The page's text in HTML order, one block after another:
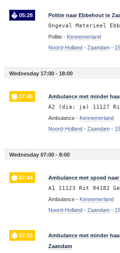
05:28 Politie naar Ebbehout te
Ongeval Materieel
Politie - Kennemerland
Noord-Holland - Zaandam-
Wednesday 17:00 - 18:00
17:45 Ambulance met minder
A2 (dia: ja) 11127 Rit
Ambulance - Kennemerland
Noord-Holland - Zaandam-
Wednesday 07:00 - 8:00
07:44 Ambulance met spoed
A1 11123 Rit 94182
Ambulance - Kennemerland
Noord-Holland - Zaandam-
07:33
Ambulance met minder
Zaandam